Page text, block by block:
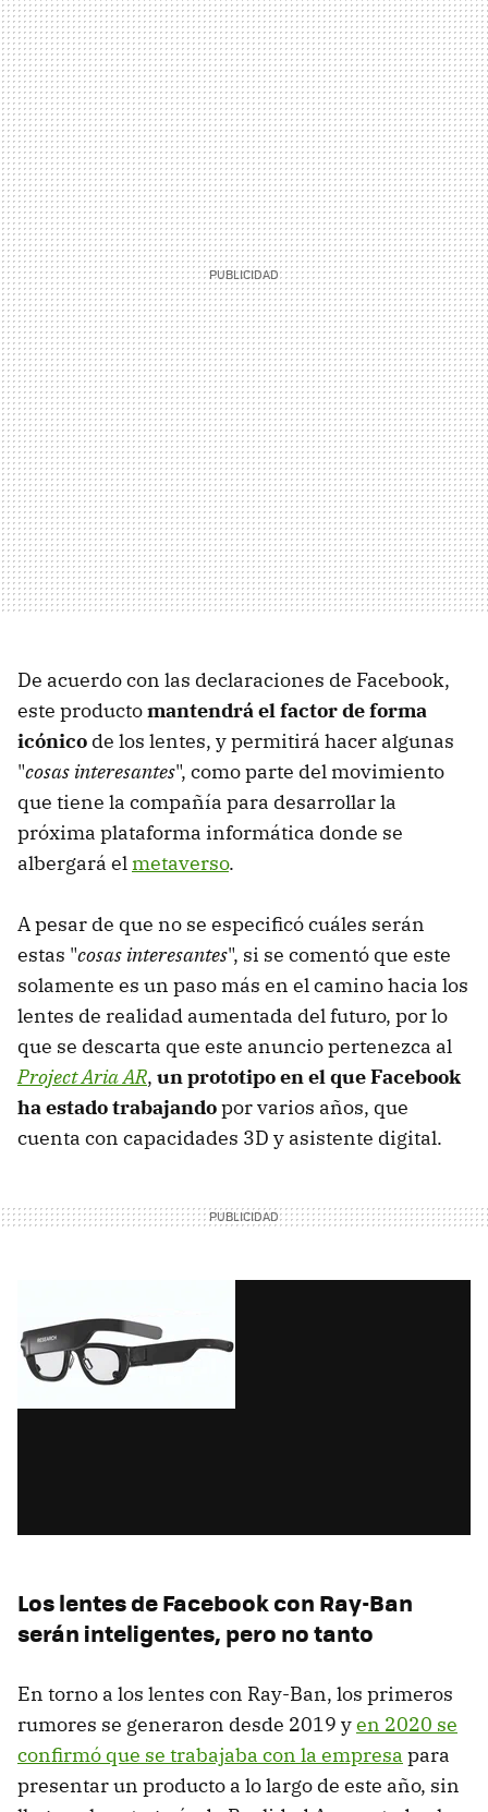
De acuerdo con las declaraciones de Facebook,
este productomantendrá el factor de forma
icónico de los lentes, y permitirá hacer algunas
"cosas interesantes", como parte del movimiento
que tiene la compañía para desarrollar la
próxima plataforma informática donde se
albergará elmetaverso.
A pesar de que no se especificó cuáles serán
estas "cosas interesantes", si se comentó que este
solamente es un paso más en el camino hacia los
lentes de realidad aumentada del futuro, por lo
que se descarta que este anuncio pertenezca al
Project Aria AR, un prototipo en el que Facebook
ha estado trabajandopor varios años, que
cuenta con capacidades 3D y asistente digital.
Los lentes de Facebook con Ray-Ban
serán inteligentes, pero no tanto
En torno a los lentes con Ray-Ban, los primeros
rumores se generaron desde 2019 yen 2020 se
confirmó que se trabajaba con la empresa para
presentar un producto a lo largo de este año, sin